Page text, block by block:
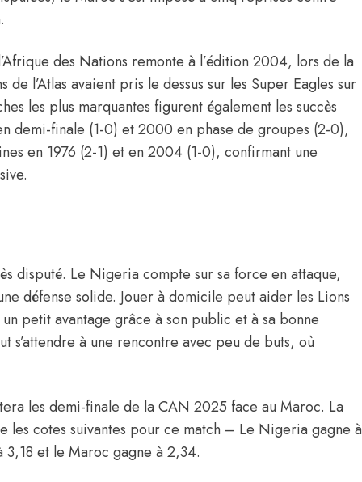
des Nations remonte à l’édition 2004, lors de la
l’Atlas avaient pris le dessus sur les Super Eagles sur
les plus marquantes figurent également les succès
demi-finale (1-0) et 2000 en phase de groupes (2-0),
en 1976 (2-1) et en 2004 (1-0), confirmant une
disputé. Le Nigeria compte sur sa force en attaque,
défense solide. Jouer à domicile peut aider les Lions
petit avantage grâce à son public et à sa bonne
s’attendre à une rencontre avec peu de buts, où
les demi-finale de la CAN 2025 face au Maroc. La
les cotes suivantes pour ce match – Le Nigeria gagne à
3,18 et le Maroc gagne à 2,34.